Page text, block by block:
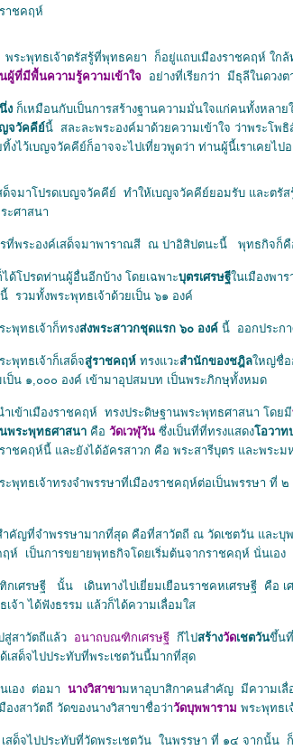
าชคฤห์
ะพุทธเจ้าตรัสรู้ที่พุทธคยา ก็อยู่แถบเมืองราชคฤห์ ใกล้ท
นผู้ที่มีพื้นความรู้ความเข้าใจ อย่างที่เรียกว่า มีธุลีในดวง
ง ก็เหมือนกับเป็นการสร้างฐานความมั่นใจแก่คนทั้งหลา
จวัคคีย์นี้ สละละพระองค์มาด้วยความเข้าใจ ว่าพระโพ
งไว้เบญจวัคคีย์ก็อาจจะไปเที่ยวพูดว่า ท่านผู้นี้เราเคยไ
มาโปรดเบญจวัคคีย์ ทําให้เบญจวัคคีย์ยอมรับ และตรัส
ะศาสนา
พระองค์เสด็จมาพาราณสี ณ ปาอิสิปตนะนี้ พุทธกิจก็คื
โปรดท่านผู้อื่นอีกบ้าง โดยเฉพาะบุตรเศรษฐีนเมืองพา
รวมทั้งพระพุทธเจ้าด้วยเป็น ๖๑ องค์
พุทธเจ้าก็ทรงส่งพระสาวกชุดแรก ๖๐ องค์ นี้ ออกประกา
ทธเจ้าก็เสด็จสู่ราชคฤห์ ทรงแวะสํานักของชฎิลหญ่ชื่ออุ
เป็น ๑,๐๐๐ องค์ เข้ามาอุปสมบท เป็นพระภิกษุทั้งหมด
ข้าเมืองราชคฤห์ ทรงประดิษฐานพระพุทธศาสนา โดยมี
พระพุทธศาสนา คือ วัดเวฬุวัน ซึ่งเป็นที่ที่ทรงแสดงอวาท
าชคฤห์นี้ และยังได้อัครสาวก คือ พระสารีบุตร และพระ
ทธเจ้าทรงจําพรรษาที่เมืองราชคฤห์ต่อเป็นพรรษา ที่
ญที่จำพรรษามากที่สุด คือที่สาวัตถี ณ วัดเชตวัน และบุ
ห์ เป็นการขยายพุทธกิจโดยเริ่มต้นจากราชคฤห์ นั่นเอง
ศรษฐี นั้น เดินทางไปเยี่ยมเยือนราชคหเศรษฐี คือ เศ
เจ้า ได้ฟังธรรม แล้วก็ได้ความเลื่อมใส
สาวัตถีแล้ว อนาถบณฑิกเศรษฐี กีไปสร้างวัดเชตวันขึ้น
เสด็จไปประทับที่พระเชตวันนี้มากที่สุด
อง ต่อมา นางวิสาขามหาอุบาสิกาคนสําคัญ มีความเลื่
องสาวัตถี วัดของนางวิสาขาชื่อว่าวัดบุพพาราม พระพุทธ
จไปประทับที่วัดพระเชตวัน ในพรรษา ที่ ๑๔ จากนั้น